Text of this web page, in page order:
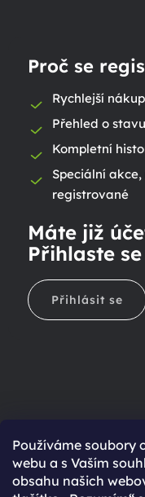
Používáme soubory
webu a s Vaším
obsahu našich
Proč se
Rychlejší
Přehled o
Kompletní
Speciální
registrované
Máte již
Přihlaste se
Přihlásit se
Ještě nemáte
Rychlejší nákup díky